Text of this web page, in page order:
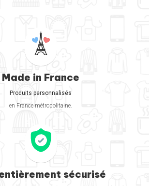
Made in France
Produits personnalisés
en France métropolitaine.
sécurisé